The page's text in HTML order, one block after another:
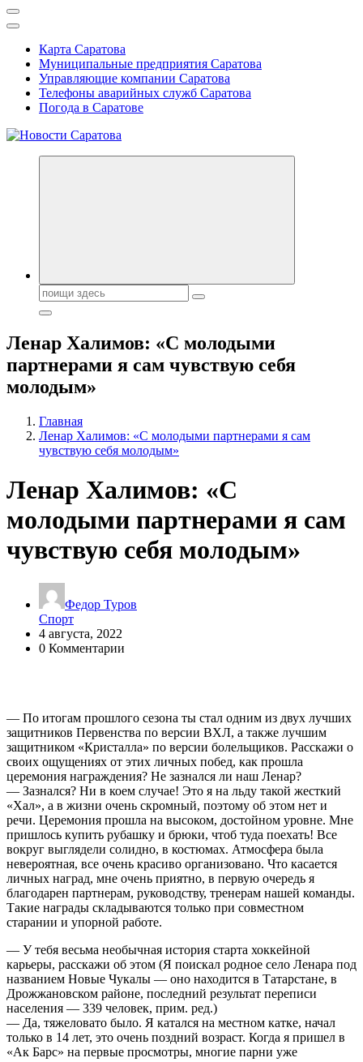
Карта Саратова
Муниципальные предприятия Саратова
Управляющие компании Саратова
Телефоны аварийных служб Саратова
Погода в Саратове
Поиск:
Ленар Халимов: «С молодыми
партнерами я сам чувствую себя
молодым»
Главная
Ленар Халимов: «С молодыми партнерами я сам
чувствую себя молодым»
Ленар Халимов: «С
молодыми партнерами я сам
чувствую себя молодым»
Федор Туров
Спорт
4 августа, 2022
0 Комментарии
— По итогам прошлого сезона ты стал одним из двух лучших
защитников Первенства по версии ВХЛ, а также лучшим
защитником «Кристалла» по версии болельщиков. Расскажи о
своих ощущениях от этих личных побед, как прошла
церемония награждения? Не зазнался ли наш Ленар?
— Зазнался? Ни в коем случае! Это я на льду такой жесткий
«Хал», а в жизни очень скромный, поэтому об этом нет и
речи. Церемония прошла на высоком, достойном уровне. Мне
пришлось купить рубашку и брюки, чтоб туда поехать! Все
вокруг выглядели солидно, в костюмах. Атмосфера была
невероятная, все очень красиво организовано. Что касается
личных наград, мне очень приятно, в первую очередь я
благодарен партнерам, руководству, тренерам нашей команды.
Такие награды складываются только при совместном
старании и упорной работе.
— У тебя весьма необычная история старта хоккейной
карьеры, расскажи об этом (Я поискал родное село Ленара под
названием Новые Чукалы — оно находится в Татарстане, в
Дрожжановском районе, последний результат переписи
населения — 339 человек, прим. ред.)
— Да, тяжеловато было. Я катался на местном катке, начал
только в 14 лет, это очень поздний возраст. Когда я пришел в
«Ак Барс» на первые просмотры, многие парни уже